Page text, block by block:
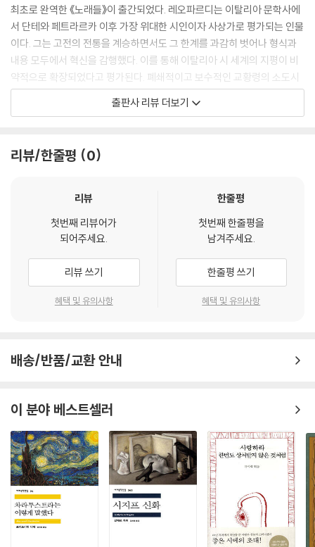
최초로 완역한 《노래들》이 출간되었다. 레오파르디는 이탈리아 문학사에
서 단테와 페트라르카 이후 가장 위대한 시인이자 사상가로 평가되는 인물
이다. 그는 고전의 전통을 계승하면서도 그 한계를 과감히 벗어나 형식과
내용 모두에서 혁신을 감행했다. 이를 통해 이탈리아 시 세계의 지평이 비
약적으로 확장되었다고 평가된다. 폐쇄적이고 보수적인 교황령의 소도시
에서 자란 그가, 고전과 낭만의 경계에 선 채 자신만의 독자적인 시 세계를
구축해 내면서 당대 이탈리아에서 가장 현대적이고 자유로운 시인이 되었
“황홀한 후광, 꿈처럼 투명한 분위기의 기억 속에서 대상들의 복원을 함축
적을 남긴 인물이다. 자연과학, 신학, 철학 등 각종 학문을 섭렵한 그는 방
대한 지식과 철학적 연구를 통해 비관주의와 실존주의를 선도하는 등 수많
은 이들에게 영향을 주었다. 19세기 쇼펜하우어는 레오파르디를 일러 자
신의 ‘영적 형제’라고 표현했으며, 20세기 이탈로 칼비노는 레오파르디가
자신이 쓰는 모든 글의 원천이라고 지목하기도 했다. 시간이 흐른 오늘날
고통과 시간의 심연을 건너는 노래
로, 시인의 내적 여정을 고스란히 담고 있다. 초기 시에서 그는 고전적 이상
을 동경하며 좇지만, 자연의 무관심 속에 버려진 인간의 운명을 자각하면
서 점차 기대와 환멸, 이상과 현실 사이에서 커져 가는 내면의 균열로 시선
을 돌린다. 시집 속 작품을 찬찬히 따라가다 보면 그러한 움직임을 엿볼 수
있다. 오늘날까지도 널리 애송되는 대표작 〈무한〉은 고요한 언덕에 앉아서
무한을 응시하는 유한한 인간의 성찰을 보여 주며, 〈아시아 유랑 목동의 야
상곡〉에서는 대답 없는 달과 양을 향한 목동의 질문이 허공에 흩어지며 존
재의 부조리를 형상화한다. 그런가 하면 레오파르디의 정신적 유언으로 여
출판사 리뷰 더보기
리뷰/한줄평 0
리뷰
첫번째 리뷰어가
되어주세요.
리뷰 쓰기
혜택 및 유의사항
한줄평
첫번째 한줄평을
남겨주세요.
한줄평 쓰기
혜택 및 유의사항
배송/반품/교환 안내
이 분야 베스트셀러